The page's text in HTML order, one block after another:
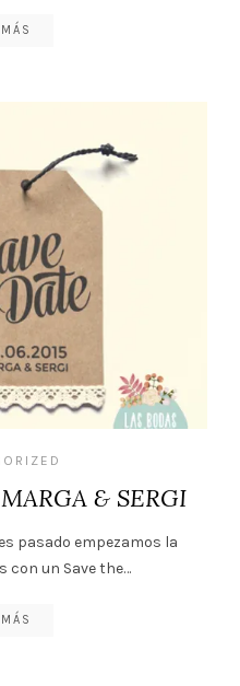
& SERGI
pasado empezamos la
con un Save the…